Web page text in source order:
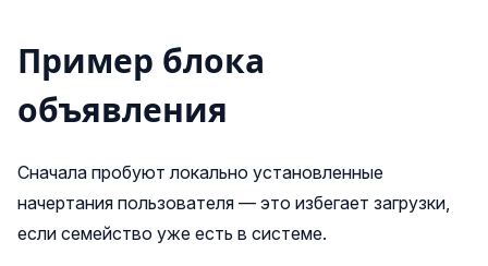
Пример блока
объявления
Сначала пробуют локально установленные
начертания пользователя — это избегает загрузки,
если семейство уже есть в системе.